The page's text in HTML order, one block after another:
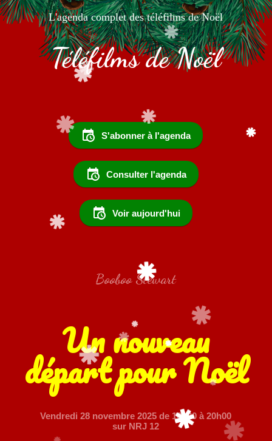
L'agenda complet des téléfilms de Noël
Téléfilms de Noël
S'abonner à l'agenda
Consulter l'agenda
Voir aujourd'hui
Booboo Stewart
Un nouveau
départ pour Noël
Vendredi 28 novembre 2025 de 10h20 à 20h00
sur NRJ 12